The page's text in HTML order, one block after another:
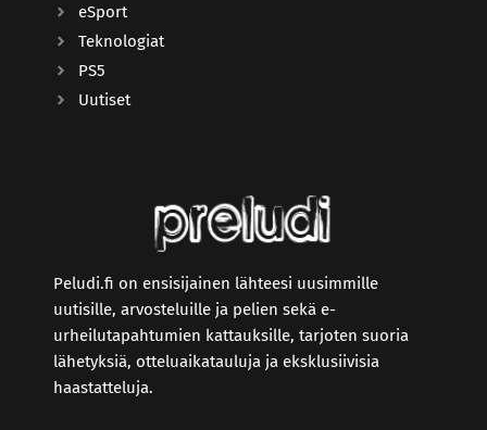
eSport
Teknologiat
PS5
Uutiset
Peludi.fi on ensisijainen lähteesi uusimmille
uutisille, arvosteluille ja pelien sekä e-
urheilutapahtumien kattauksille, tarjoten suoria
lähetyksiä, otteluaikatauluja ja eksklusiivisia
haastatteluja.